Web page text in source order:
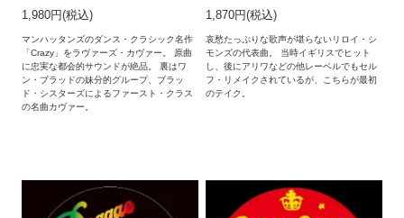
1,980円(税込)
マンハッタンズのダンス・クラシック名作
「Crazy」をラヴァーズ・カヴァー。 原曲
に忠実な都会的サウンドが絶品。 裏はワ
ン・ブラッドの妹分的グループ、ブラッ
ド・シスターズによるファースト・クラス
の名曲カヴァー。
1,870円(税込)
哀愁たっぷりな歌声が堪らないリロイ・シ
モンズの代表曲。 当時イギリスでヒット
し、後にアリワなどの他レーベルでもセル
フ・リメイクされているが、こちらが最初
のテイク。